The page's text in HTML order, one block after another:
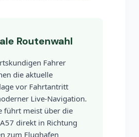
Routenwahl
Fahrer
die aktuelle
vor Fahrtantritt
Live-Navigation.
führt meist über die
direkt in Richtung
zum Flughafen